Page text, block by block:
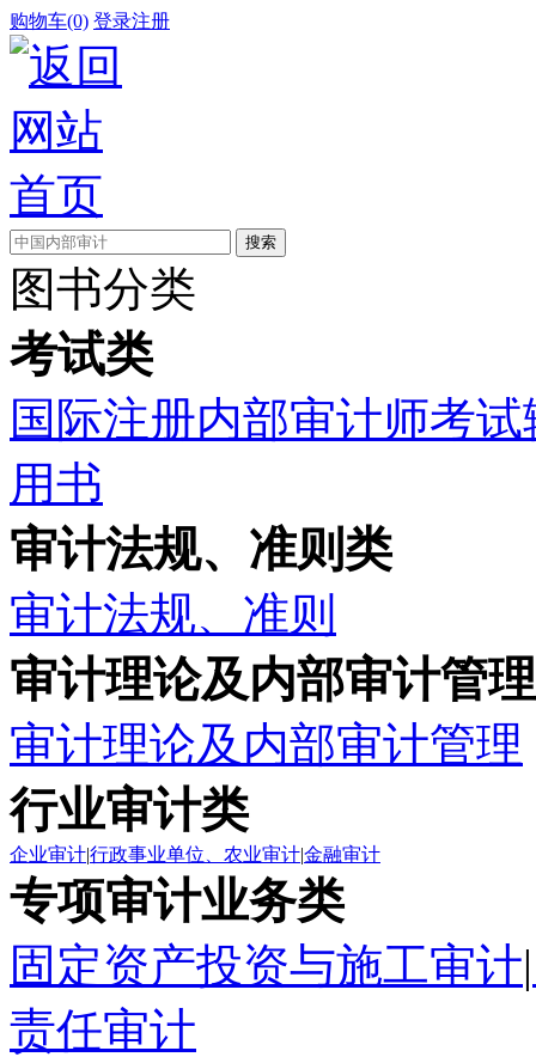
购物车(0) 登录注册
图书分类
考试类
国际注册内部审计师考
用书
审计法规、准则类
审计法规、准则
审计理论及内部审计管
审计理论及内部审计管理
行业审计类
企业审计|行政事业单位、农业审计|金融审计
专项审计业务类
固定资产投资与施工审计|
责任审计